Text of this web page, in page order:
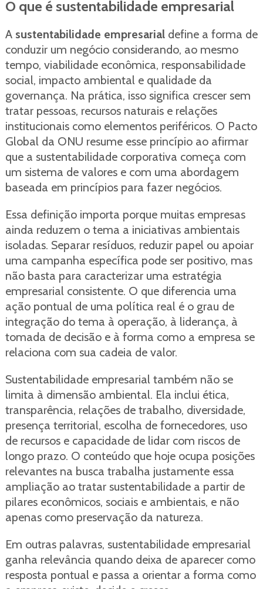
O que é sustentabilidade empresarial
A sustentabilidade empresarial define a forma de
conduzir um negócio considerando, ao mesmo
tempo, viabilidade econômica, responsabilidade
social, impacto ambiental e qualidade da
governança. Na prática, isso significa crescer sem
tratar pessoas, recursos naturais e relações
institucionais como elementos periféricos. O Pacto
Global da ONU resume esse princípio ao afirmar
que a sustentabilidade corporativa começa com
um sistema de valores e com uma abordagem
baseada em princípios para fazer negócios.
Essa definição importa porque muitas empresas
ainda reduzem o tema a iniciativas ambientais
isoladas. Separar resíduos, reduzir papel ou apoiar
uma campanha específica pode ser positivo, mas
não basta para caracterizar uma estratégia
empresarial consistente. O que diferencia uma
ação pontual de uma política real é o grau de
integração do tema à operação, à liderança, à
tomada de decisão e à forma como a empresa se
relaciona com sua cadeia de valor.
Sustentabilidade empresarial também não se
limita à dimensão ambiental. Ela inclui ética,
transparência, relações de trabalho, diversidade,
presença territorial, escolha de fornecedores, uso
de recursos e capacidade de lidar com riscos de
longo prazo. O conteúdo que hoje ocupa posições
relevantes na busca trabalha justamente essa
ampliação ao tratar sustentabilidade a partir de
pilares econômicos, sociais e ambientais, e não
apenas como preservação da natureza.
Em outras palavras, sustentabilidade empresarial
ganha relevância quando deixa de aparecer como
resposta pontual e passa a orientar a forma como